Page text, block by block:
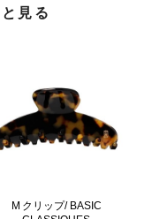
見る
M クリップ/ BASIC